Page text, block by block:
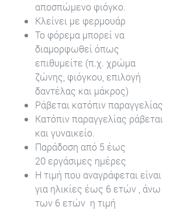
αποσπώμενο φιόγκο.
Κλείνει με φερμουάρ
Το φόρεμα μπορεί να
διαμορφωθεί όπως
επιθυμείτε (π.χ. χρώμα
ζώνης, φιόγκου, επιλογή
δαντέλας και μάκρος)
Ράβεται κατόπιν παραγγελίας
Κατόπιν παραγγελίας ράβεται
και γυναικείο.
Παράδοση από 5 έως
20 εργάσιμες ημέρες
Η τιμή που αναγράφεται είναι
για ηλικίες έως 6 ετών , άνω
των 6 ετών η τιμή